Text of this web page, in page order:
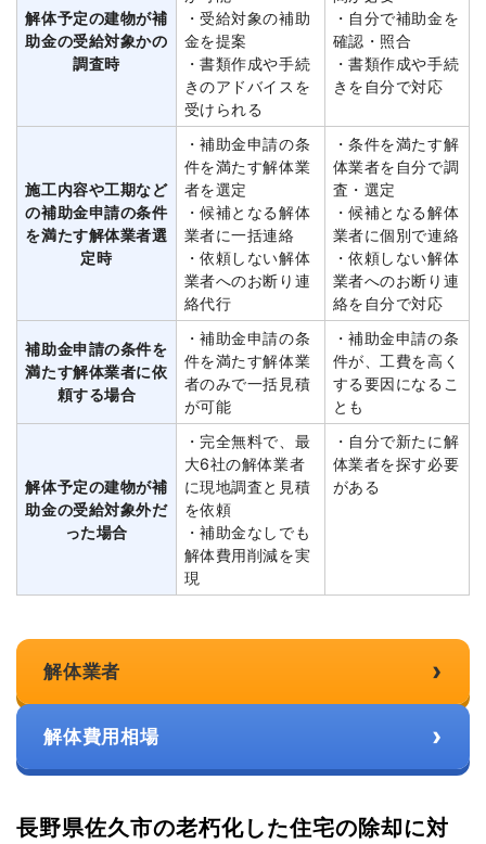
解体予定の建物が補
助金の受給対象かの
調査時
・受給対象の補助
金を提案
・書類作成や手続
きのアドバイスを
受けられる
・自分で補助金を
確認・照合
・書類作成や手続
きを自分で対応
施工内容や工期など
の補助金申請の条件
を満たす解体業者選
定時
・補助金申請の条
件を満たす解体業
者を選定
・候補となる解体
業者に一括連絡
・依頼しない解体
業者へのお断り連
絡代行
・条件を満たす解
体業者を自分で調
査・選定
・候補となる解体
業者に個別で連絡
・依頼しない解体
業者へのお断り連
絡を自分で対応
補助金申請の条件を
満たす解体業者に依
頼する場合
・補助金申請の条
件を満たす解体業
者のみで一括見積
が可能
・補助金申請の条
件が、工費を高く
する要因になるこ
とも
解体予定の建物が補
助金の受給対象外だ
った場合
・完全無料で、最
大6社の解体業者
に現地調査と見積
を依頼
・補助金なしでも
解体費用削減を実
現
・自分で新たに解
体業者を探す必要
がある
解体業者 ›
解体費用相場 ›
長野県佐久市の老朽化した住宅の除却に対